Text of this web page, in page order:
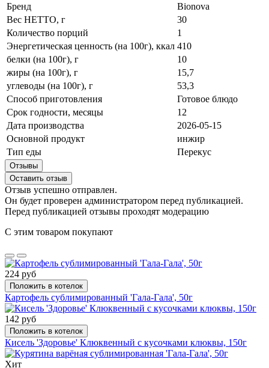
Бренд
Bionova
Вес НЕТТО, г
30
Количество порций
1
Энергетическая ценность (на 100г), ккал 410
белки (на 100г), г
10
жиры (на 100г), г
15,7
углеводы (на 100г), г
53,3
Способ приготовления
Готовое блюдо
Срок годности, месяцы
12
Дата производства
2026-05-15
Основной продукт
инжир
Тип еды
Перекус
Отзывы
Оставить отзыв
Отзыв успешно отправлен.
Он будет проверен администратором перед публикацией.
Перед публикацией отзывы проходят модерацию
С этим товаром покупают
224 руб
Положить в котелок
Картофель сублимированный 'Гала-Гала', 50г
142 руб
Положить в котелок
Кисель 'Здоровье' Клюквенный с кусочками клюквы, 150г
Хит